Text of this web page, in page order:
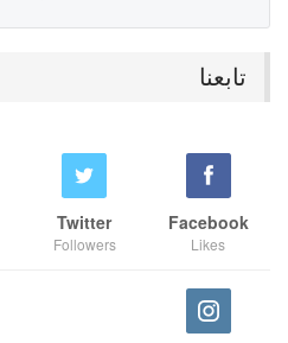
تابعنا
Facebook
Likes
Twitter
Followers